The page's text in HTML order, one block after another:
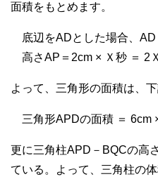
面積をもとめます。
底辺をADとした場合、AD
高さAP＝2cm × Ｘ秒 ＝ 2
よって、三角形の面積は、下
三角形APDの面積 ＝ 6cm
更に三角柱APD－BQCの高
ている。よって、三角柱の